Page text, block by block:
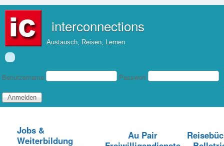
interconnections
Austausch, Reisen, Lernen
Benutzeranmeldung
Benutzername Passwort
Jobs &
Weiterbildung
Au Pair